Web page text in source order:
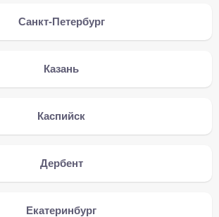
Санкт-Петербург
Казань
Каспийск
Дербент
Екатеринбург